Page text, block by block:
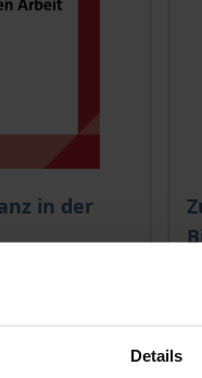
Details
in der
richtet sich nach